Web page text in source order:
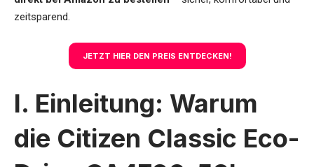
zeitsparend.
JETZT HIER DEN PREIS ENTDECKEN!
I. Einleitung: Warum
die Citizen Classic Eco-